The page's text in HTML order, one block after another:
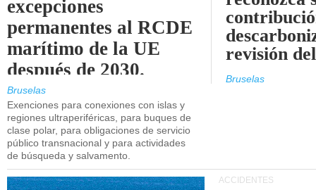
excepciones
permanentes al RCDE
marítimo de la UE
después de 2030.
Bruselas
Exenciones para conexiones con islas y
regiones ultraperiféricas, para buques de
clase polar, para obligaciones de servicio
público transnacional y para actividades
de búsqueda y salvamento.
revisión
Bruselas
ACCIDENTES